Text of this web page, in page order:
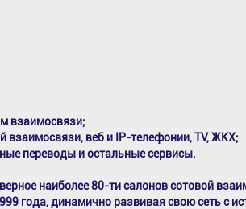
взаимосвязи;
взаимосвязи, веб и IP-телефонии, TV, ЖКХ;
переводы и остальные сервисы.
наиболее 80-ти салонов сотовой
года, динамично развивая свою сеть с